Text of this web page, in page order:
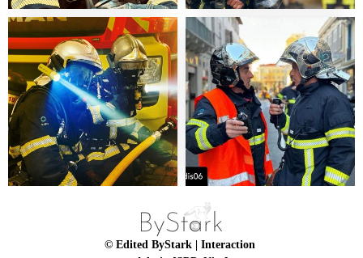
© Edited ByStark
| Interaction